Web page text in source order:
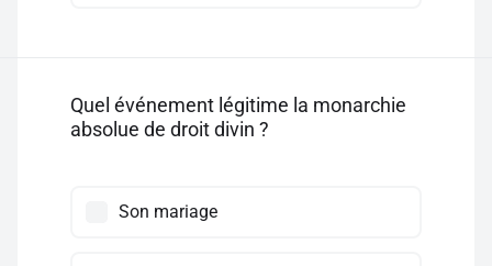
Quel événement légitime la monarchie
absolue de droit divin ?
Son mariage